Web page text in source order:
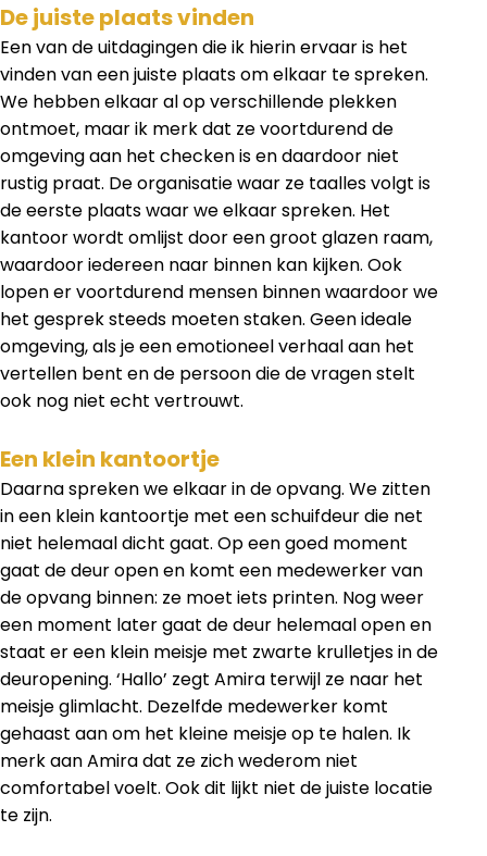
De juiste plaats vinden
Een van de uitdagingen die ik hierin ervaar is het
vinden van een juiste plaats om elkaar te spreken.
We hebben elkaar al op verschillende plekken
ontmoet, maar ik merk dat ze voortdurend de
omgeving aan het checken is en daardoor niet
rustig praat. De organisatie waar ze taalles volgt is
de eerste plaats waar we elkaar spreken. Het
kantoor wordt omlijst door een groot glazen raam,
waardoor iedereen naar binnen kan kijken. Ook
lopen er voortdurend mensen binnen waardoor we
het gesprek steeds moeten staken. Geen ideale
omgeving, als je een emotioneel verhaal aan het
vertellen bent en de persoon die de vragen stelt
ook nog niet echt vertrouwt.
Een klein kantoortje
Daarna spreken we elkaar in de opvang. We zitten
in een klein kantoortje met een schuifdeur die net
niet helemaal dicht gaat. Op een goed moment
gaat de deur open en komt een medewerker van
de opvang binnen: ze moet iets printen. Nog weer
een moment later gaat de deur helemaal open en
staat er een klein meisje met zwarte krulletjes in de
deuropening. ‘Hallo’ zegt Amira terwijl ze naar het
meisje glimlacht. Dezelfde medewerker komt
gehaast aan om het kleine meisje op te halen. Ik
merk aan Amira dat ze zich wederom niet
comfortabel voelt. Ook dit lijkt niet de juiste locatie
te zijn.